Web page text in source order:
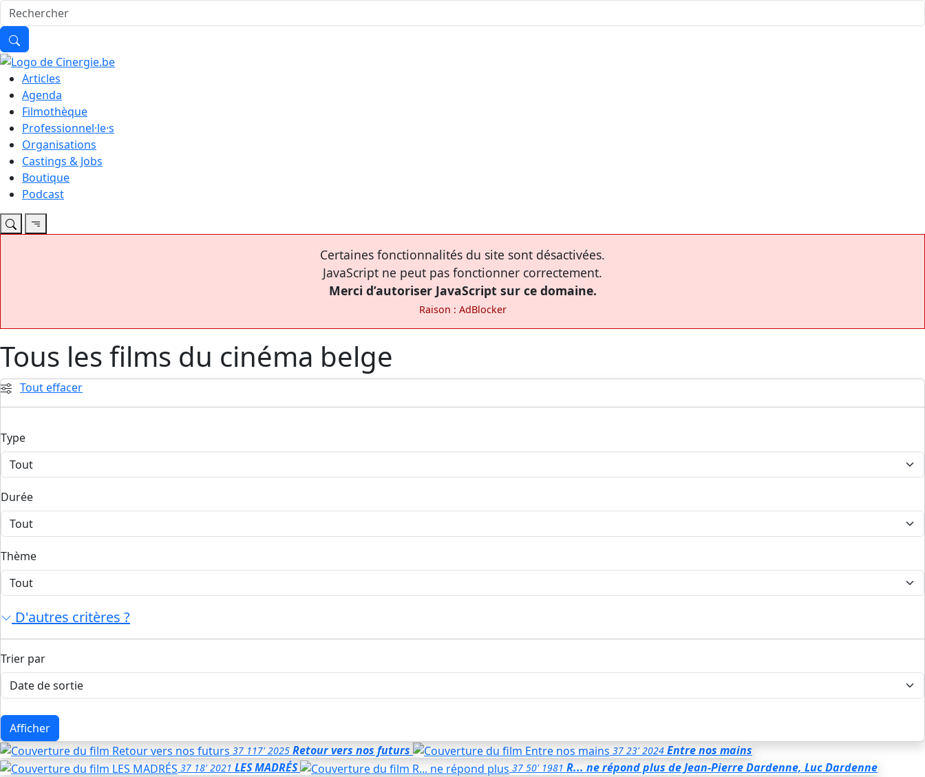
Articles
Agenda
Filmothèque
Professionnel·le·s
Organisations
Castings & Jobs
Boutique
Podcast
Certaines fonctionnalités du site sont désactivées.
JavaScript ne peut pas fonctionner correctement.
Merci d’autoriser JavaScript sur ce domaine.
Raison : AdBlocker
Tous les films du cinéma belge
Tout effacer
Type
Durée
Thème
D'autres critères ?
Trier par
Afficher
37 117' 2025 Retour vers nos futurs 37 23' 2024 Entre nos mains
37 18' 2021 LES MADRÉS 37 50' 1981 R... ne répond plusde Jean-Pierre Dardenne, Luc Dardenne